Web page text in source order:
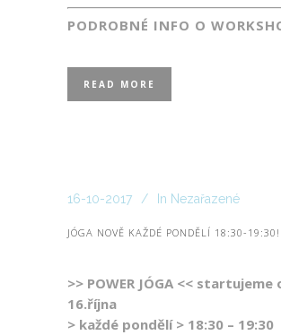
PODROBNÉ INFO O
READ MORE
16-10-2017 In Nezařazené
JÓGA NOVĚ KAŽDÉ PONDĚLÍ 18:30-19:30!
>> POWER JÓGA << startujeme
16.října
> každé pondělí > 18:30 – 19:30